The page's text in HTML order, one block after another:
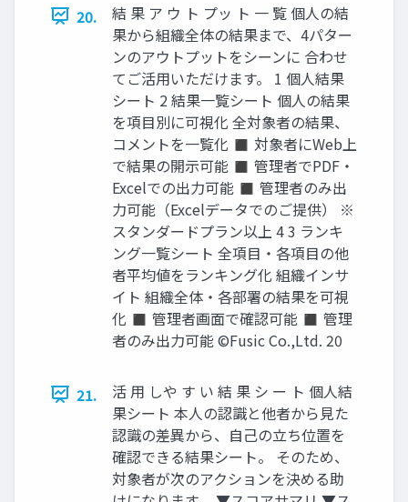
20.
結 果 ア ウ ト プッ ト 一 覧 個人の結
果から組織全体の結果まで、4パター
ンのアウトプットをシーンに 合わせ
てご活用いただけます。 1 個人結果
シート 2 結果一覧シート 個人の結果
を項目別に可視化 全対象者の結果、
コメントを一覧化 ◼ 対象者にWeb上
で結果の開示可能 ◼ 管理者でPDF・
Excelでの出力可能 ◼ 管理者のみ出
力可能（Excelデータでのご提供） ※
スタンダードプラン以上 4 3 ランキ
ング一覧シート 全項目・各項目の他
者平均値をランキング化 組織インサ
イト 組織全体・各部署の結果を可視
化 ◼ 管理者画面で確認可能 ◼ 管理
者のみ出力可能 ©️Fusic Co.,Ltd. 20
21.
活 用 しや す い 結 果 シ ー ト 個人結
果シート 本人の認識と他者から見た
認識の差異から、自己の立ち位置を
確認できる結果シート。 そのため、
対象者が次のアクションを決める助